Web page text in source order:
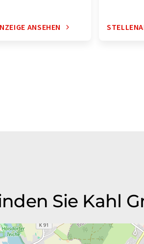
ANSEHEN
Sie Kahl